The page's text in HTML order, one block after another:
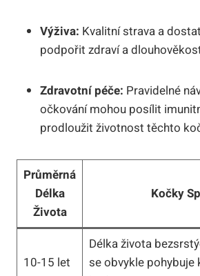
Výživa: Kvalitní strava a
podpořit zdraví a
Zdravotní péče: Pravidelné
očkování mohou posílit
prodloužit životnost těchto
Průměrná
Délka
Života
Kočky
10-15 let
Délka života
se obvykle pohybuje